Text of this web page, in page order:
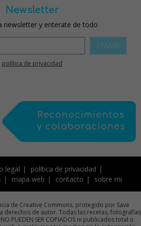
Newsletter
newsletter y enterate de todo
ENVIAR
política de privacidad
legal
política de privacidad
mapa web contacto sobre mi
de Creative Commons, protegido por Save
derechos de autor. Todas las recetas, fotografías
PUEDEN SER COPIADOS ni publicados total o